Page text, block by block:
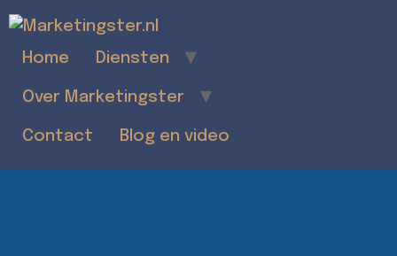
Home Diensten
Over Marketingster
Contact Blog en video